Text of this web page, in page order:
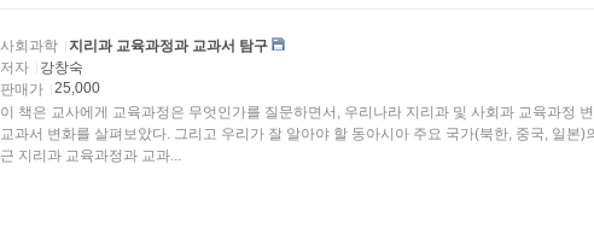
사회과학
지리과 교육과정과 교과서 탐구
저자
강창숙
판매가
25,000
이 책은 교사에게 교육과정은 무엇인가를 질문하면서, 우리나라 지리과 및 사회과 교육과정
교과서 변화를 살펴보았다. 그리고 우리가 잘 알아야 할 동아시아 주요 국가(북한, 중국, 일본)
근 지리과 교육과정과 교과...